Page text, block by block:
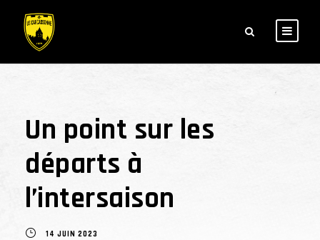
Un point sur les
départs à
l’intersaison
14 JUIN 2023